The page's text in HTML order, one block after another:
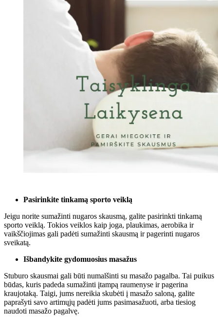
Pasirinkite tinkamą sporto veiklą
Jeigu norite sumažinti nugaros skausmą, galite pasirinkti tinkamą
sporto veiklą. Tokios veiklos kaip joga, plaukimas, aerobika ir
vaikščiojimas gali padėti sumažinti skausmą ir pagerinti nugaros
sveikatą.
Išbandykite gydomuosius masažus
Stuburo skausmai gali būti numalšinti su masažo pagalba. Tai puikus
būdas, kuris padeda sumažinti įtampą raumenyse ir pagerina
kraujotaką. Taigi, jums nereikia skubėti į masažo saloną, galite
paprašyti savo artimųjų padėti jums pasimasažuoti, arba tiesiog
naudoti masažo pagalvę.